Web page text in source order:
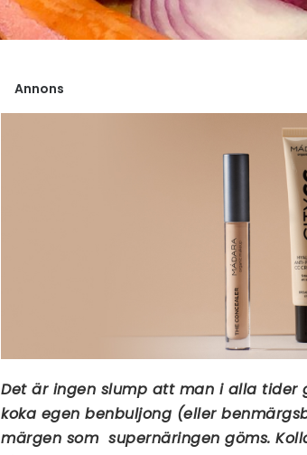
Annons
Det är ingen slump att man i alla tider
koka egen benbuljong (eller
märgen som supernäringen göms.